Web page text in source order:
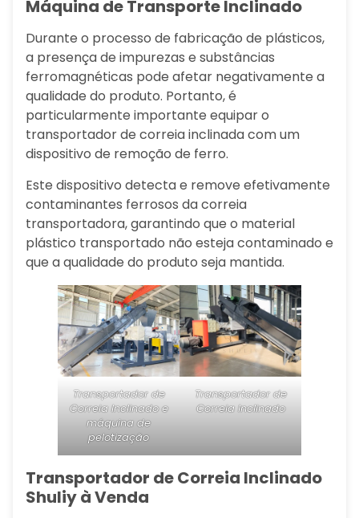
Máquina de Transporte Inclinado
Durante o processo de fabricação de plásticos,
a presença de impurezas e substâncias
ferromagnéticas pode afetar negativamente a
qualidade do produto. Portanto, é
particularmente importante equipar o
transportador de correia inclinada com um
dispositivo de remoção de ferro.
Este dispositivo detecta e remove efetivamente
contaminantes ferrosos da correia
transportadora, garantindo que o material
plástico transportado não esteja contaminado e
que a qualidade do produto seja mantida.
Transportador de
Correia Inclinado e
máquina de
pelotização
Transportador de
Correia Inclinado
Transportador de Correia Inclinado
Shuliy à Venda